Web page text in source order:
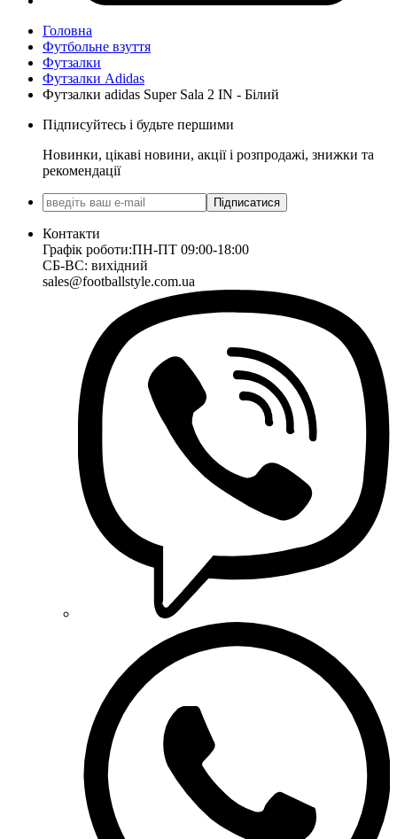
Головна
Футбольне взуття
Футзалки
Футзалки Adidas
Футзалки adidas Super Sala 2 IN - Білий
Підписуйтесь і будьте першими
Новинки, цікаві новини, акції і розпродажі, знижки та
рекомендації
Підписатися
Контакти
Графік роботи:ПН-ПТ 09:00-18:00
СБ-ВС: вихідний
sales@footballstyle.com.ua